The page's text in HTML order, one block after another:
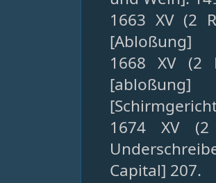
1663 XV (2
[Abloßung]
1668 XV (2
1674 XV (2
Capital] 207.